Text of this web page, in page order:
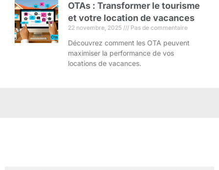
OTAs : Transformer le tourisme
et votre location de vacances
22 novembre, 2025 Pas de commentaire
Découvrez comment les OTA peuvent
maximiser la performance de vos
locations de vacances.